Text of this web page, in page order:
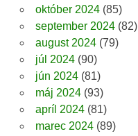
október 2024(85)
september 2024(82)
august 2024(79)
júl 2024(90)
jún 2024(81)
máj 2024(93)
apríl 2024(81)
marec 2024(89)